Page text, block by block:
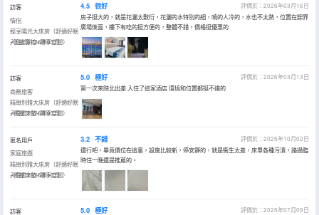
訪客
情侶
輕享陽光大床房（舒適好眠
+智能客控+靜享空間）
入住於2026年03月
4.5 很好
評價於：2026年03月16日
房子挺大的，就是花灑太敷衍，花灑的水特別的細，噴的人冷的，水也不太熱，位置在錦界
廣場後面，樓下有吃的挺方便的，整體不錯，價格挺優惠的
訪客
商務旅客
精緻別雅大床房（舒適好眠
+釋壓床墊+靜享空間）
入住於2026年03月
5.0 極好
評價於：2026年03月13日
第一次來陝北出差 入住了這家酒店 環境和位置都挺不錯的
匿名用戶
家庭旅遊
精緻別雅大床房（舒適好眠
+釋壓床墊+靜享空間）
入住於2025年10月
3.2 不錯
評價於：2025年10月02日
還行吧，畢竟價位在這裏，設施比較新，停安靜的，就是衞生太差，床單各種污漬，路過臨
時住一晚還是推薦的。
訪客
5.0 極好
評價於：2025年07月09日